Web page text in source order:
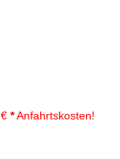
*Anfahrtskosten!